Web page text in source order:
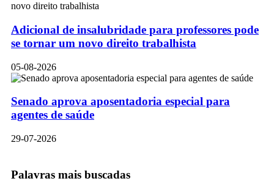
Adicional de insalubridade para professores pode
se tornar um novo direito trabalhista
05-08-2026
Senado aprova aposentadoria especial para
agentes de saúde
29-07-2026
Palavras mais buscadas